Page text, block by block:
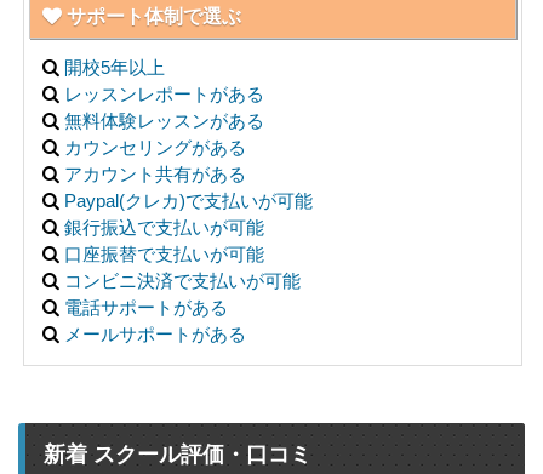
サポート体制で選ぶ
開校5年以上
レッスンレポートがある
無料体験レッスンがある
カウンセリングがある
アカウント共有がある
Paypal(クレカ)で支払いが可能
銀行振込で支払いが可能
口座振替で支払いが可能
コンビニ決済で支払いが可能
電話サポートがある
メールサポートがある
新着 スクール評価・口コミ